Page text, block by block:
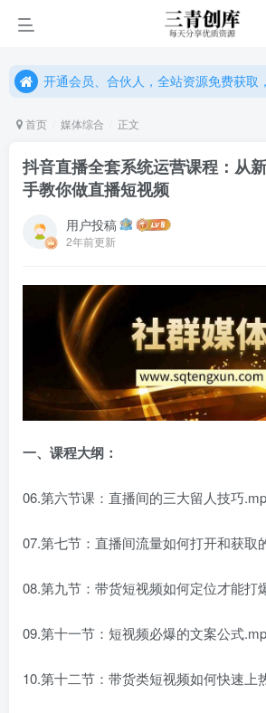
开通会员、合伙人，全站资源免费获取，涉及卡密项目只需单独购
开通会员、合伙人，全站资源免费获取，涉及卡密项目只需单独
首页 媒体综合 正文
抖音直播全套系统运营课程：从
手教你做直播短视频
用户投稿
2年前更新
一、课程大纲：
06.第六节课：直播间的三大留人技巧
07.第七节：直播间流量如何打开和获取
08.第九节：带货短视频如何定位才能打
09.第十一节：短视频必爆的文案公式
10.第十二节：带货类短视频如何快速上